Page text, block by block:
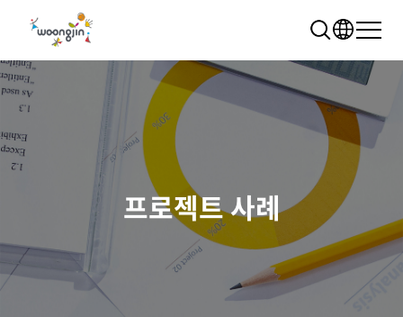
추천 검색어
WDMS
모빌리티 클라우드
프로젝트 사례